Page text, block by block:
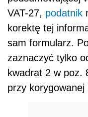
VAT-27, podatnik
korektę tej
sam formularz.
zaznaczyć tylko
kwadrat 2 w poz.
przy korygowanej